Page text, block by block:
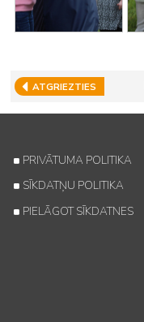
ATGRIEZTIES
PRIVĀTUMA POLITIKA
SĪKDATŅU POLITIKA
PIELĀGOT SĪKDATNES